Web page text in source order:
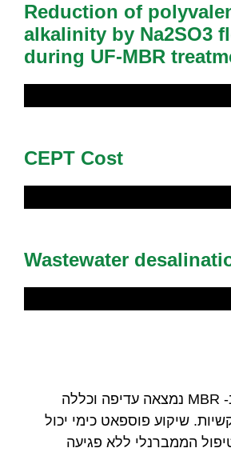
Reduction of
alkalinity by Na2SO3
during UF-MBR
CEPT Cost
Wastewater
קואגולציה ב- MBR נמצאה עדיפה וכללה
שיקוע פוספאט כימי יכול
הממברנלי ללא פגיעה